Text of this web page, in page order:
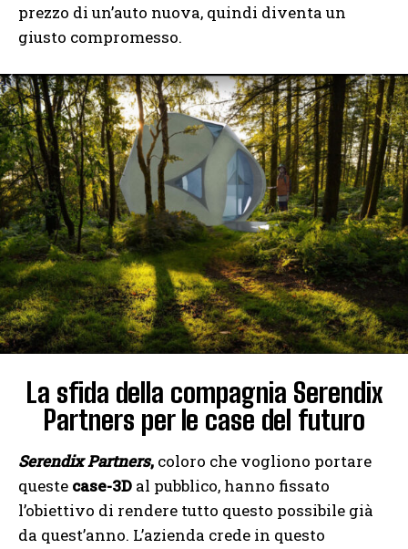
prezzo di un’auto nuova, quindi diventa un
giusto compromesso.
La sfida della compagnia Serendix
Partners per le case del futuro
Serendix Partners, coloro che vogliono portare
queste case-3D al pubblico, hanno fissato
l’obiettivo di rendere tutto questo possibile già
da quest’anno. L’azienda crede in questo